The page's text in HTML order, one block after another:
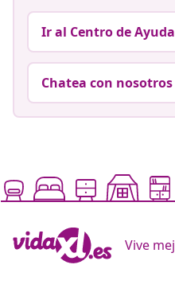
Ir al Centro de Ayuda
Chatea con nosotros
Vive